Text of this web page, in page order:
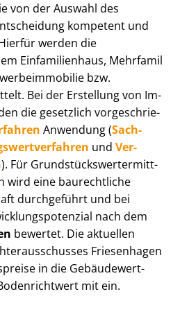
von der Auswahl des
kompetent und
werden die
Einfamilienhaus, Mehr­fa­mi­l
bzw.
Bei der Erstellung von Im­
die gesetzlich vor­ge­schrie­
Anwendung (Sach­
und Ver­
). Für Grund­stücks­wert­ermitt­
wird eine baurechtliche
durchgeführt und bei
nach dem
bewertet. Die aktuellen
Friesenhagen
in die Ge­bäu­de­wert­
mit ein.